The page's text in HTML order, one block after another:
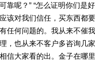
靠呢？” “怎么证明你们是
该对我们信任，买东西都
任何问题的。我从来不催
，也从来不客户多咨询几
信大家看的出。金子在哪